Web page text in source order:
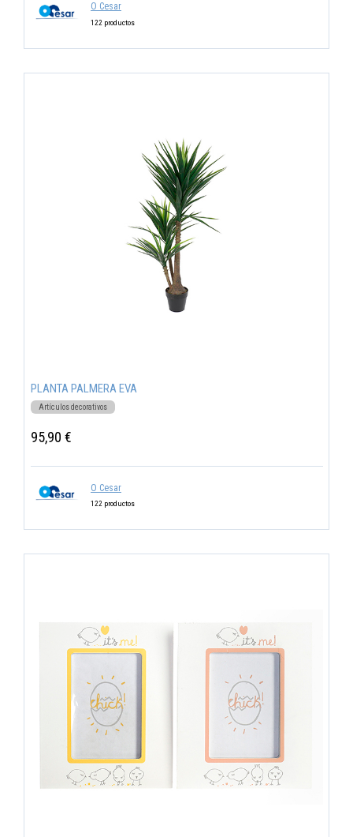
O Cesar
122 productos
PLANTA PALMERA EVA
Artículos decorativos
95,90 €
O Cesar
122 productos